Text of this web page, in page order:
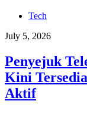
Tech
July 5, 2026
Penyejuk
Kini
Aktif